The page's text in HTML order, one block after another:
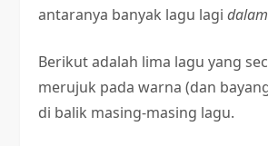
antaranya banyak lagu lagi
Berikut adalah lima lagu yang
merujuk pada warna (dan
di balik masing-masing lagu.